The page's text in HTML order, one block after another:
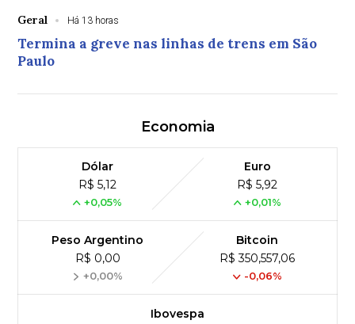
Geral Há 13 horas
Termina a greve nas linhas de trens em São
Paulo
Economia
Dólar
R$ 5,12
+0,05%
Euro
R$ 5,92
+0,01%
Peso Argentino
R$ 0,00
+0,00%
Bitcoin
R$ 350,557,06
-0,06%
Ibovespa